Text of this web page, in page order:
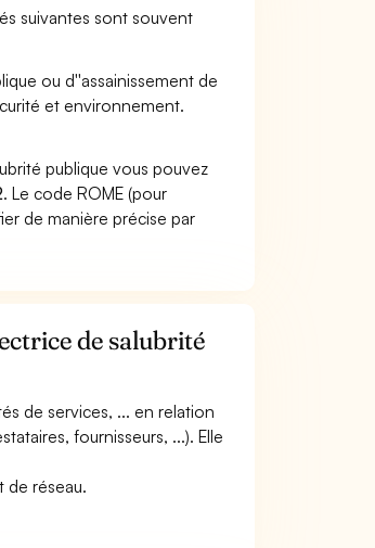
suivantes sont souvent
ou d''assainissement de
et environnement.
publique vous pouvez
. Le code ROME (pour
de manière précise par
de salubrité
de services, ... en relation
fournisseurs, ...). Elle
de réseau.